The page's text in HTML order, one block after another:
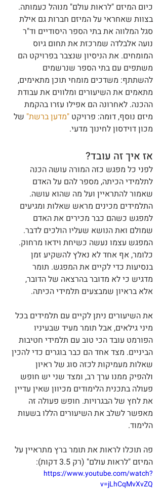
כיום המיזם "לראות עולם" מנוהל כעמותה.
בצוות שאחראי על המיזם חברות גם אילת
סגל המלווה את בתי הספר היסודיים וד"ר
נועה אלבלדה שמרכזת את תחום גיוס
המומחים. את הניסיון שנצבר בפרויקט הם
משתפים עם בתי הספר שנרשמים
להשתתף: משדכים מומחי תוכן מתאימים,
מתאמים את השיעורים ומלווים את עבודת
ההכנה. לאחרונה הם אפילו עזרו בהקמת
מיזם נוסף, דומה: פרויקט "מדען ברשת" של
מכון דוידסון לחינוך מדעי.
אז איך זה עובד?
לפני כל מפגש כזה המורה עושה הכנה
לתלמידי הכיתה, מספר להם על האדם
שאמור להתראיין ועל מה שהוא עושה.
התלמידים מכינים מראש שאלות ומגיעים
למפגש כשהם כבר מכירים את האדם
שמולם ואת הנושא שעליו הולכים לדבר.
המפגש עצמו נעשה כשיחת וידאו מרחוק.
כלומר, אף אחד לא נאלץ להשקיע זמן
בנסיעות כדי לקיים את המפגש. תומר
מדגיש כי לא מדובר בהרצאה של הדובר,
אלא בראיון שמבצעים תלמידי הכיתה.
את השיעורים ניתן לקיים עם תלמידים בכל
מיני גילאים, אבל תומר מעיד שבעיניו
הפורמט עובד הכי טוב עם תלמידי חטיבות
הביניים. מצד אחד הם כבר בוגרים כדי להכין
שאלות מעמיקות לכזה סוג של ראיון
ולהפיק ממנו ערך רב, ומצד שני יש חופש
פעולה בתכנית הלימודים מכיוון שאין עדיין
את לחץ של הבגרויות. חופש פעולה זה
מאפשר לשלב את השיעורים הללו בשעות
הלימוד.
פה תוכלו לראות את תומר ברץ מתראיין על
המיזם "לראות עולם" (רק 3.5 דקות):
https://www.youtube.com/watch?
v=jLhCqMvXvZQ